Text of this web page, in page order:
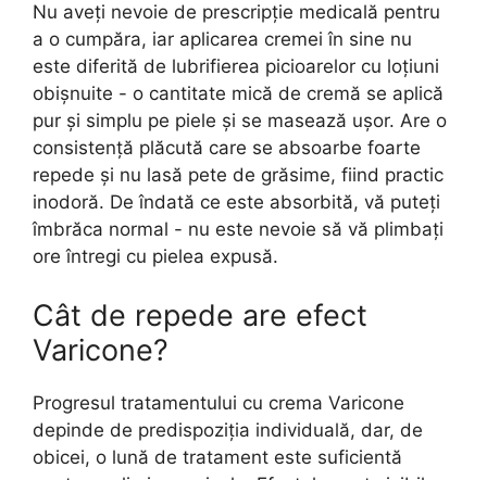
Nu aveți nevoie de prescripție medicală pentru
a o cumpăra, iar aplicarea cremei în sine nu
este diferită de lubrifierea picioarelor cu loțiuni
obișnuite - o cantitate mică de cremă se aplică
pur și simplu pe piele și se masează ușor. Are o
consistență plăcută care se absoarbe foarte
repede și nu lasă pete de grăsime, fiind practic
inodoră. De îndată ce este absorbită, vă puteți
îmbrăca normal - nu este nevoie să vă plimbați
ore întregi cu pielea expusă.
Cât de repede are efect
Varicone?
Progresul tratamentului cu crema Varicone
depinde de predispoziția individuală, dar, de
obicei, o lună de tratament este suficientă